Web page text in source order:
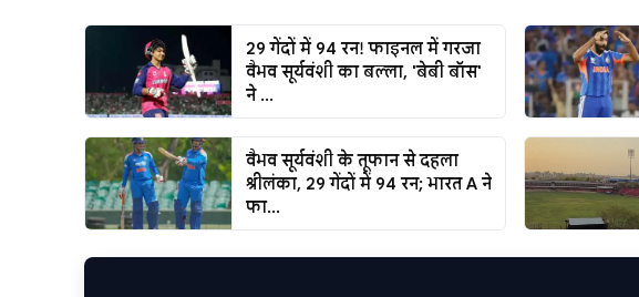
29 गेंदों में 94 रन! फाइनल में गरजा
वैभव सूर्यवंशी का बल्ला, 'बेबी बॉस'
ने ...
वैभव सूर्यवंशी के तूफान से दहला
श्रीलंका, 29 गेंदों में 94 रन; भारत A ने
फा...